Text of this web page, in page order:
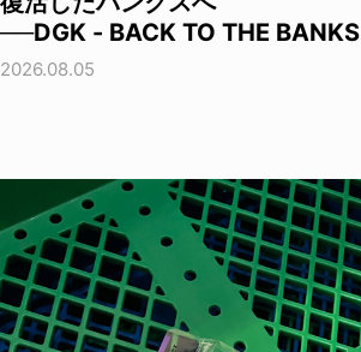
──DGK - BACK TO THE BANKS
2026.08.05